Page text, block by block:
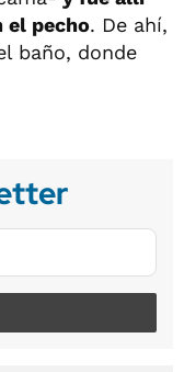
el pecho. De ahí,
baño, donde